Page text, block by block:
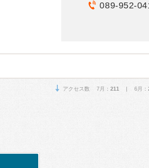
089-952-
アクセス数 7月： 211 | 6月：